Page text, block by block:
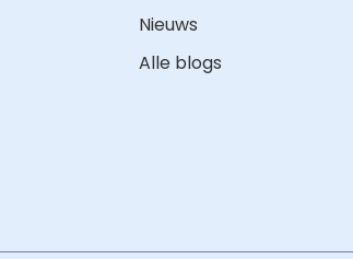
Nieuws
Alle blogs